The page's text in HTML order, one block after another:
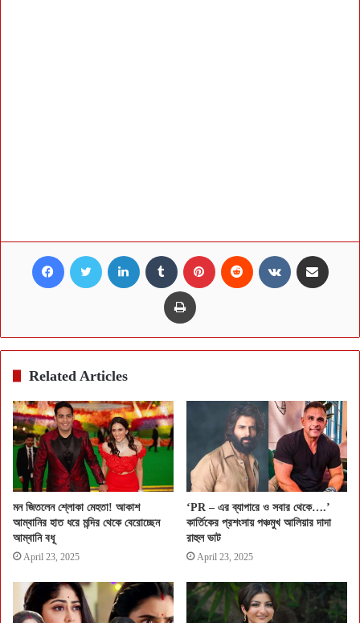
Facebook Twitter LinkedIn Tumblr Pinterest Reddit VKontakte
Print
Related Articles
মন জিতলেন শ্লোকা মেহতা! আকাশ
আম্বানির হাত ধরে মন্দির থেকে বেরোচ্ছেন
আম্বানি বধূ
April 23, 2025
‘PR – এর ব্যাপারে ও সবার থেকে….’
কার্তিকের প্রশংসায় পঞ্চমুখ আলিয়ার দাদা
রাহুল ভাট
April 23, 2025